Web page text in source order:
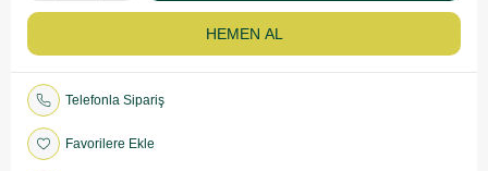
Telefonla Sipariş
Favorilere Ekle